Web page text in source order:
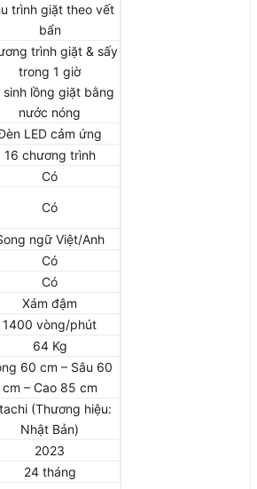
trình giặt theo vết
bẩn
trình giặt & sấy
trong 1 giờ
sinh lồng giặt bằng
nước nóng
LED cảm ứng
16 chương trình
Có
Có
ngữ Việt/Anh
Có
Có
Xám đậm
1400 vòng/phút
64 Kg
60 cm – Sâu 60
cm – Cao 85 cm
(Thương hiệu:
Nhật Bản)
2023
24 tháng